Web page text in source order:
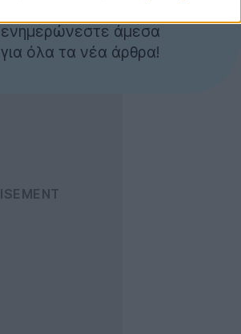
ενημερώνεστε άμεσα
για όλα τα νέα άρθρα!